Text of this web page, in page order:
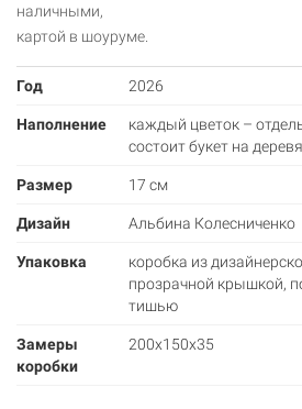
наличными,
картой в шоуруме.
Год 2026
Наполнение
каждый цветок –
состоит букет на
Размер 17 см
Дизайн Альбина Колесниченко
Упаковка
коробка из
прозрачной крышкой,
тишью
Замеры
коробки
200x150x35